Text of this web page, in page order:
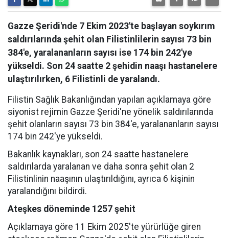
Gazze Şeridi'nde 7 Ekim 2023'te başlayan soykırım
saldırılarında şehit olan Filistinlilerin sayısı 73 bin
384'e, yaralananların sayısı ise 174 bin 242'ye
yükseldi. Son 24 saatte 2 şehidin naaşı hastanelere
ulaştırılırken, 6 Filistinli de yaralandı.
Filistin Sağlık Bakanlığından yapılan açıklamaya göre
siyonist rejimin Gazze Şeridi'ne yönelik saldırılarında
şehit olanların sayısı 73 bin 384'e, yaralananların sayısı
174 bin 242'ye yükseldi.
Bakanlık kaynakları, son 24 saatte hastanelere
saldırılarda yaralanan ve daha sonra şehit olan 2
Filistinlinin naaşının ulaştırıldığını, ayrıca 6 kişinin
yaralandığını bildirdi.
Ateşkes döneminde 1257 şehit
Açıklamaya göre 11 Ekim 2025'te yürürlüğe giren